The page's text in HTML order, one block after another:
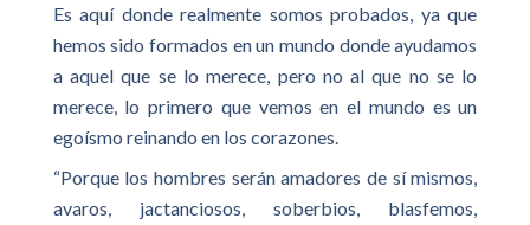
Es aquí donde realmente somos probados, ya que
hemos sido formados en un mundo donde ayudamos
a aquel que se lo merece, pero no al que no se lo
merece, lo primero que vemos en el mundo es un
egoísmo reinando en los corazones.
“Porque los hombres serán amadores de sí mismos,
avaros, jactanciosos, soberbios, blasfemos,